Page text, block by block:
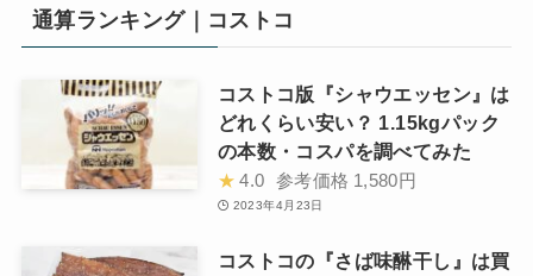
通算ランキング｜コストコ
コストコ版『シャウエッセン』は
どれくらい安い？ 1.15kgパック
の本数・コスパを調べてみた
★ 4.0 参考価格 1,580円
2023年4月23日
コストコの『さば味醂干し』は買